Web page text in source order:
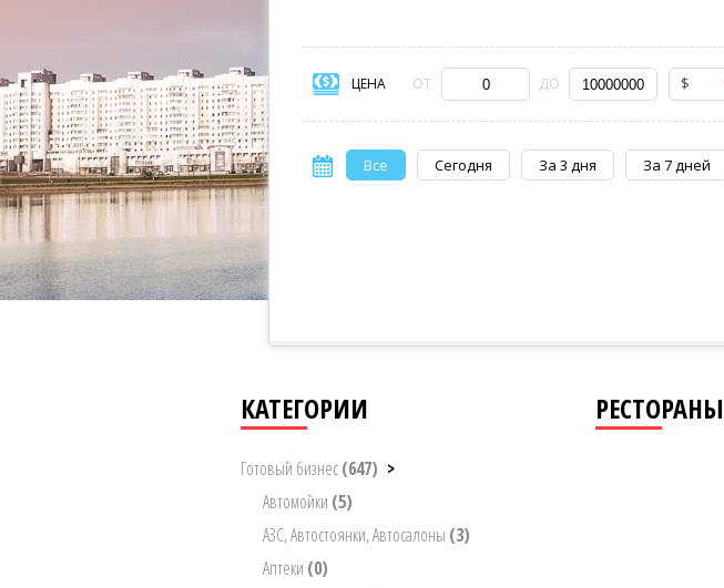
ЦЕНА ОТ ДО $
Все Сегодня За 3 дня За 7 дней
КАТЕГОРИИ
Готовый бизнес(647) >
Автомойки (5)
АЗС, Автостоянки, Автосалоны (3)
Аптеки (0)